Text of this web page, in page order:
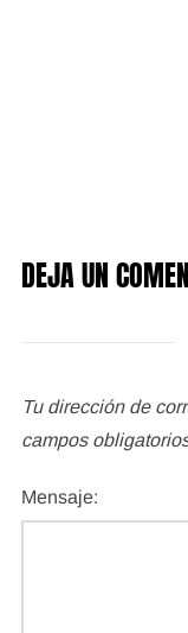
DEJA UN
Tu dirección de
campos
Mensaje: